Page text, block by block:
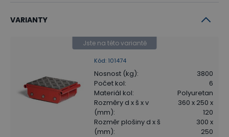
VARIANTY
Kód: 101474
Jste na této variantě
Nosnost (kg):
3800
Počet kol:
6
Materiál kol:
Polyuretan
Rozměry d x š x v
(mm):
360 x 250 x
120
Rozměr plošiny d x š
(mm):
300 x
250